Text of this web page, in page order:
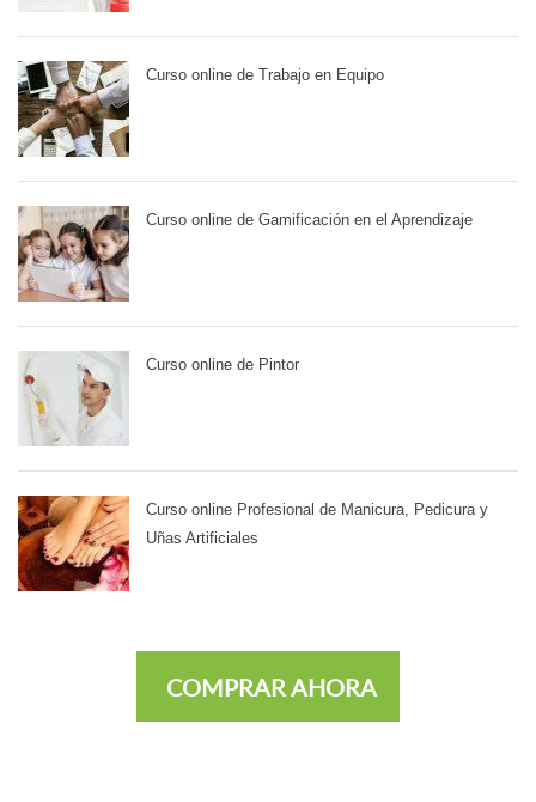
Curso online de Trabajo en Equipo
Curso online de Gamificación en el Aprendizaje
Curso online de Pintor
Curso online Profesional de Manicura, Pedicura y
Uñas Artificiales
COMPRAR AHORA